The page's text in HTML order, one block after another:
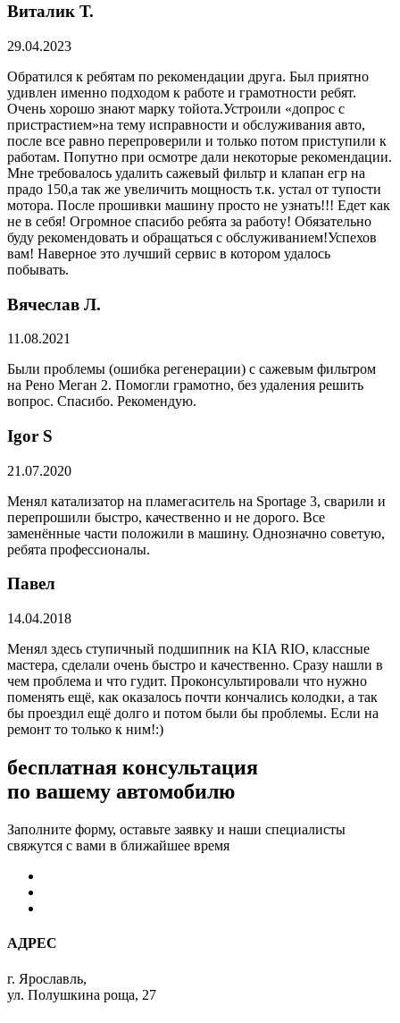
Виталик Т.
29.04.2023
Обратился к ребятам по рекомендации друга. Был приятно
удивлен именно подходом к работе и грамотности ребят.
Очень хорошо знают марку тойота.Устроили «допрос с
пристрастием»на тему исправности и обслуживания авто,
после все равно перепроверили и только потом приступили к
работам. Попутно при осмотре дали некоторые рекомендации.
Мне требовалось удалить сажевый фильтр и клапан егр на
прадо 150,а так же увеличить мощность т.к. устал от тупости
мотора. После прошивки машину просто не узнать!!! Едет как
не в себя! Огромное спасибо ребята за работу! Обязательно
буду рекомендовать и обращаться с обслуживанием!Успехов
вам! Наверное это лучший сервис в котором удалось
побывать.
Вячеслав Л.
11.08.2021
Были проблемы (ошибка регенерации) с сажевым фильтром
на Рено Меган 2. Помогли грамотно, без удаления решить
вопрос. Спасибо. Рекомендую.
​Igor S
21.07.2020
Менял катализатор на пламегаситель на Sportage 3, сварили и
перепрошили быстро, качественно и не дорого. Все
заменённые части положили в машину. Однозначно советую,
ребята профессионалы.
Павел
14.04.2018
Менял здесь ступичный подшипник на KIA RIO, классные
мастера, сделали очень быстро и качественно. Сразу нашли в
чем проблема и что гудит. Проконсультировали что нужно
поменять ещё, как оказалось почти кончались колодки, а так
бы проездил ещё долго и потом были бы проблемы. Если на
ремонт то только к ним!:)
бесплатная консультация
по вашему автомобилю
Заполните форму, оставьте заявку и наши специалисты
свяжутся с вами в ближайшее время
АДРЕС
г. Ярославль,
ул. Полушкина роща, 27